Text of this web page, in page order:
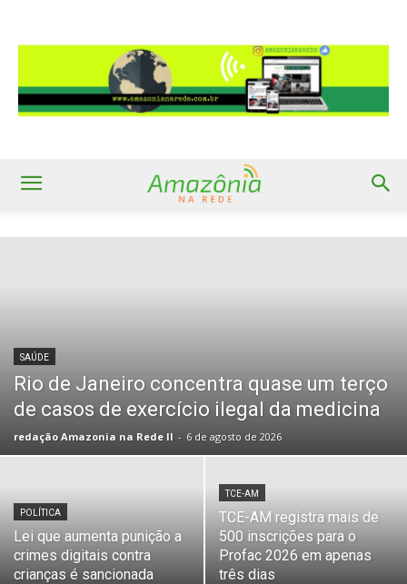
SAÚDE
Rio de Janeiro concentra quase um terço
de casos de exercício ilegal da medicina
redação Amazonia na Rede II - 6 de agosto de 2026
POLÍTICA
Lei que aumenta punição a
crimes digitais contra
crianças é sancionada
TCE-AM
TCE-AM registra mais de
500 inscrições para o
Profac 2026 em apenas
três dias